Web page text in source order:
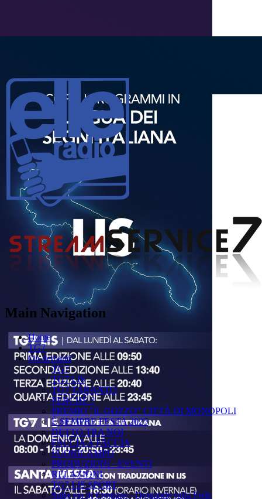
Main Navigation
Home
TG7
On demand
TG7
TG7 LIS
TG7 TARANTO
PERCHÉ ?
PREMIO "IL GOZZO" CITTÀ DI MONOPOLI
È SEMPRE FESTA 2025
DETTO TRA NOI
FACCIA A FACCIA
FUORICAMPO
PRODUZIONI - EVENTI
RELAZIONI
TG7 LIS SPORT
Sulla via di Emmaus - Domande sulla Fede